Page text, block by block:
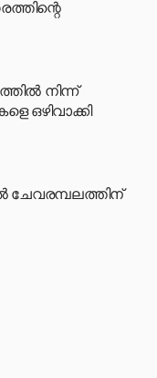
നിന്ന്
ഒഴിവാക്കി
ചേവരമ്പലത്തിന്